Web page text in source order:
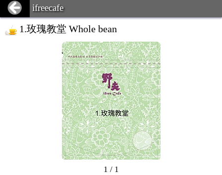
ifreecafe
1.玫瑰教堂 Whole bean
1 / 1